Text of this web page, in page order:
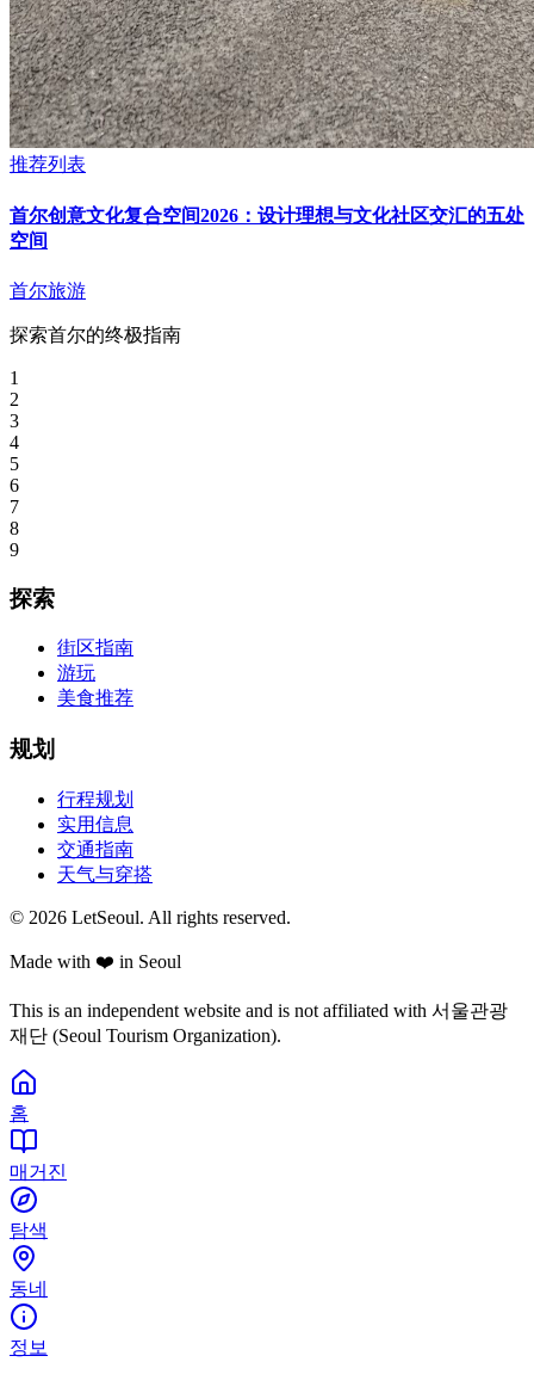
推荐列表
首尔创意文化复合空间2026：设计理想与文化社区交汇的五处
空间
首尔旅游
探索首尔的终极指南
1
2
3
4
5
6
7
8
9
探索
街区指南
游玩
美食推荐
规划
行程规划
实用信息
交通指南
天气与穿搭
© 2026 LetSeoul. All rights reserved.
Made with ❤️ in Seoul
This is an independent website and is not affiliated with 서울관광
재단 (Seoul Tourism Organization).
홈
매거진
탐색
동네
정보